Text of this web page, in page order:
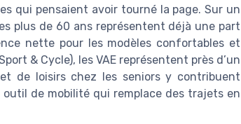
qui pensaient avoir tourné la page. Sur un
plus de 60 ans représentent déjà une part
nette pour les modèles confortables et
& Cycle), les VAE représentent près d’un
de loisirs chez les seniors y contribuent
de mobilité qui remplace des trajets en